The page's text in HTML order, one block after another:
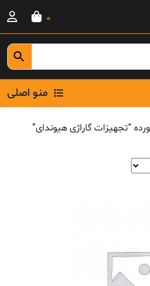
0
منو اصلی
“تجهیزات گاراژی هیوندای”